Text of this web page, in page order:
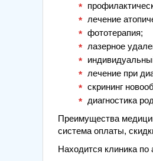
лечение
фототерапия;
лазерное
лечение при
скрининг
диагностика
Преимущества
система оплаты,
Находится клиника